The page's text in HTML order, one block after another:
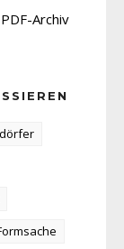
PDF-Archiv